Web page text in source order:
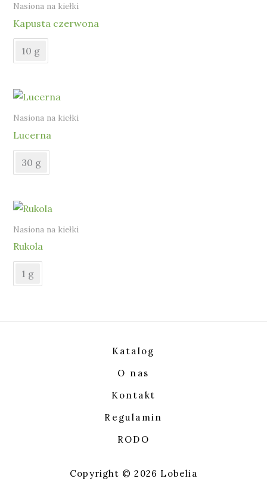
Nasiona na kiełki
Kapusta czerwona
10 g
Nasiona na kiełki
Lucerna
30 g
Nasiona na kiełki
Rukola
1 g
Katalog
O nas
Kontakt
Regulamin
RODO
Copyright © 2026 Lobelia